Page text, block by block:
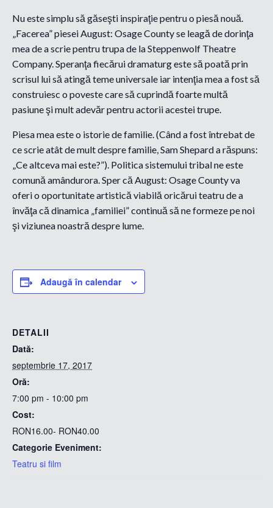
Nu este simplu să găseşti inspiraţie pentru o piesă nouă.
„Facerea” piesei August: Osage County se leagă de dorinţa
mea de a scrie pentru trupa de la Steppenwolf Theatre
Company. Speranţa fiecărui dramaturg este să poată prin
scrisul lui să atingă teme universale iar intenţia mea a fost să
construiesc o poveste care să cuprindă foarte multă
pasiune şi mult adevăr pentru actorii acestei trupe.
Piesa mea este o istorie de familie. (Când a fost întrebat de
ce scrie atât de mult despre familie, Sam Shepard a răspuns:
„Ce altceva mai este?”). Politica sistemului tribal ne este
comună amândurora. Sper că August: Osage County va
oferi o oportunitate artistică viabilă oricărui teatru de a
învăţa că dinamica „familiei” continuă să ne formeze pe noi
şi viziunea noastră despre lume.
Adaugă în calendar
DETALII
Dată:
septembrie 17, 2017
Oră:
7:00 pm - 10:00 pm
Cost:
RON16.00- RON40.00
Categorie Eveniment:
Teatru si film